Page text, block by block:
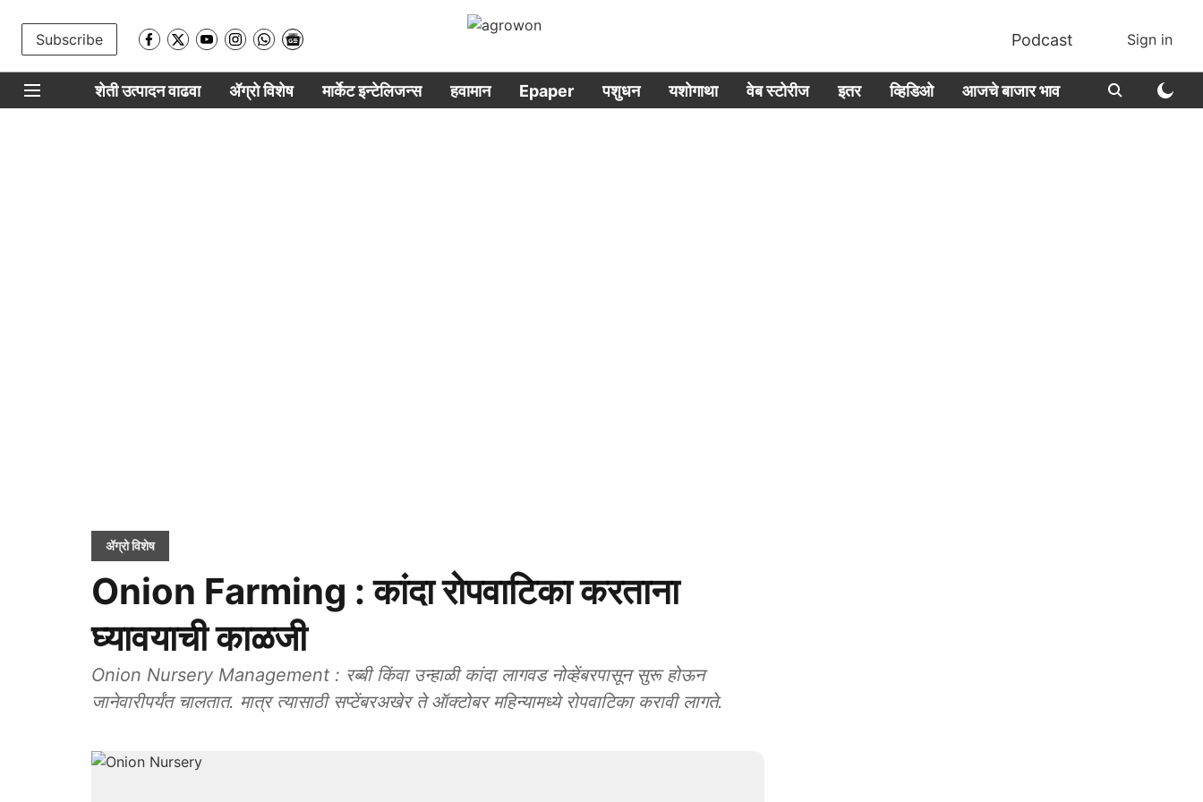
Subscribe Podcast Sign in
शेती उत्पादन वाढवा ॲग्रो विशेष मार्केट इन्टेलिजन्स हवामान Epaper पशुधन यशोगाथा वेब स्टोरीज इतर व्हिडिओ आजचे बाजार भाव
ॲग्रो विशेष
Onion Farming : कांदा रोपवाटिका करताना
घ्यावयाची काळजी
Onion Nursery Management : रब्बी किंवा उन्हाळी कांदा लागवड नोव्हेंबरपासून सुरू होऊन
जानेवारीपर्यंत चालतात. मात्र त्यासाठी सप्टेंबरअखेर ते ऑक्टोबर महिन्यामध्ये रोपवाटिका करावी लागते.